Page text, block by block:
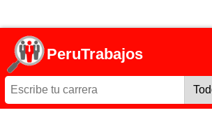
PeruTrabajos